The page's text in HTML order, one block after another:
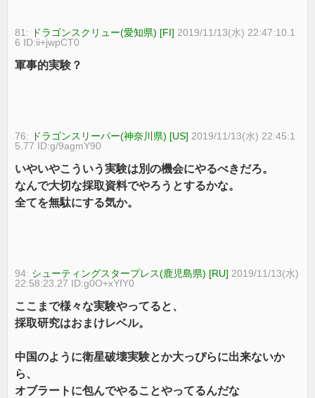
81: ドラゴンスクリュー(愛知県) [FI] 2019/11/13(水) 22:47:10.1
6 ID:ii+jwpCT0
軍事的実験？
76: ドラゴンスリーパー(神奈川県) [US] 2019/11/13(水) 22:45:1
5.77 ID:g/9agmY90
いやいやこういう実験は別の機会にやるべきだろ。
なんで大切な採取資料でやろうとするかな。
全てを無駄にする気か。
94: シューティングスタープレス(鹿児島県) [RU] 2019/11/13(水)
22:58:23.27 ID:g0O+xYfY0
ここまで様々な実験やってると、
採取研究はおまけレベル。
中国のように衛星破壊実験とか大っぴらに出来ないか
ら、
オブラートに包んでやることやってるんだな